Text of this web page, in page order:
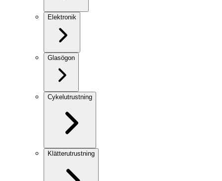
Elektronik
Glasögon
Cykelutrustning
Klätterutrustning